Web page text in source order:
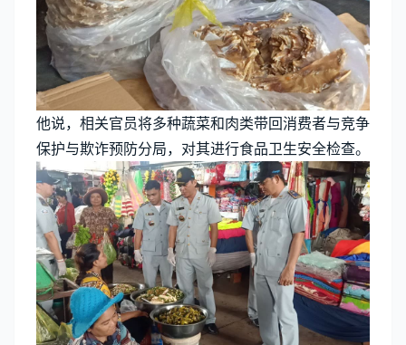
他说，相关官员将多种蔬菜和肉类带回消费者与竞争
保护与欺诈预防分局，对其进行食品卫生安全检查。